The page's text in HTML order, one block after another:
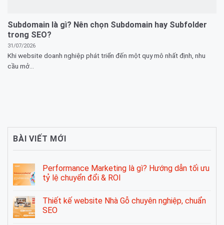
Subdomain là gì? Nên chọn Subdomain hay Subfolder
trong SEO?
31/07/2026
Khi website doanh nghiệp phát triển đến một quy mô nhất định, nhu
cầu mở...
BÀI VIẾT MỚI
Performance Marketing là gì? Hướng dẫn tối ưu
tỷ lệ chuyển đổi & ROI
Thiết kế website Nhà Gỗ chuyên nghiệp, chuẩn
SEO